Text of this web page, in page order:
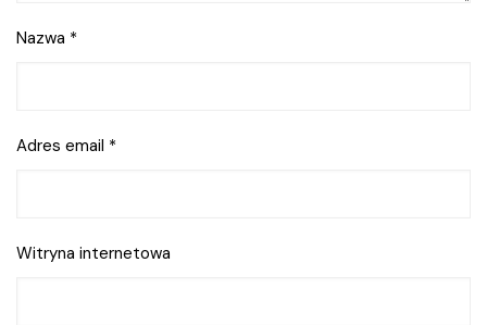
Nazwa *
Adres email *
Witryna internetowa